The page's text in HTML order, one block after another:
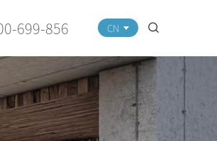
699-856 CN